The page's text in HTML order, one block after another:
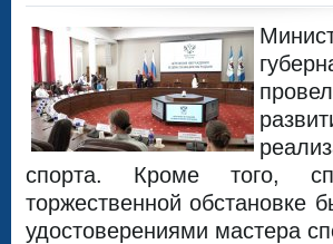
спорта. Кроме того,
торжественной обстановке
удостоверениями мастера